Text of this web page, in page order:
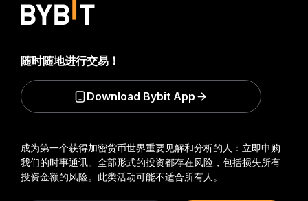
成为第一个获得加密货币世界重要见解和分析的人：立即申购
我们的时事通讯。 全部形式的投资都存在风险，包括损失所有
投资金额的风险。此类活动可能不适合所有人。
随时随地进行交易！
Download Bybit App